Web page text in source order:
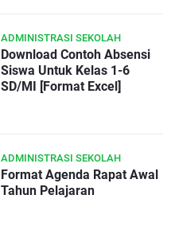
ADMINISTRASI SEKOLAH
Download Contoh Absensi
Siswa Untuk Kelas 1-6
SD/MI [Format Excel]
ADMINISTRASI SEKOLAH
Format Agenda Rapat Awal
Tahun Pelajaran